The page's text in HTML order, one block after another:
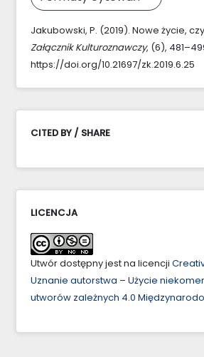
Jakubowski, P. (2019). Nowe życie,
Załącznik Kulturoznawczy, (6),
https://doi.org/10.21697/zk.2019.6.25
CITED BY / SHARE
LICENCJA
Utwór dostępny jest na licencji
Uznanie autorstwa – Użycie
utworów zależnych 4.0